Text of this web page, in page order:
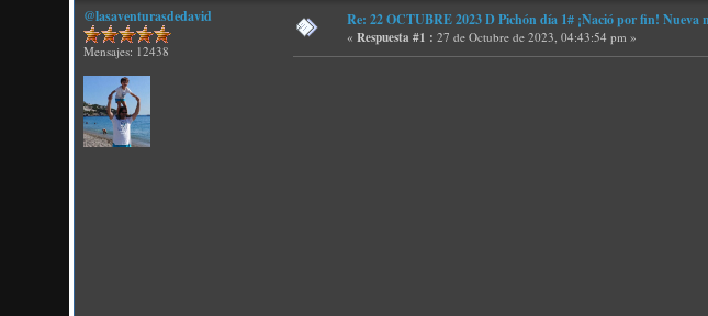
@lasaventurasdedavid
Mensajes: 12438
Re: 22 OCTUBRE 2023 D Pichón día 1# ¡Nació por fin! Nueva
«Respuesta #1 : 27 de Octubre de 2023, 04:43:54 pm »